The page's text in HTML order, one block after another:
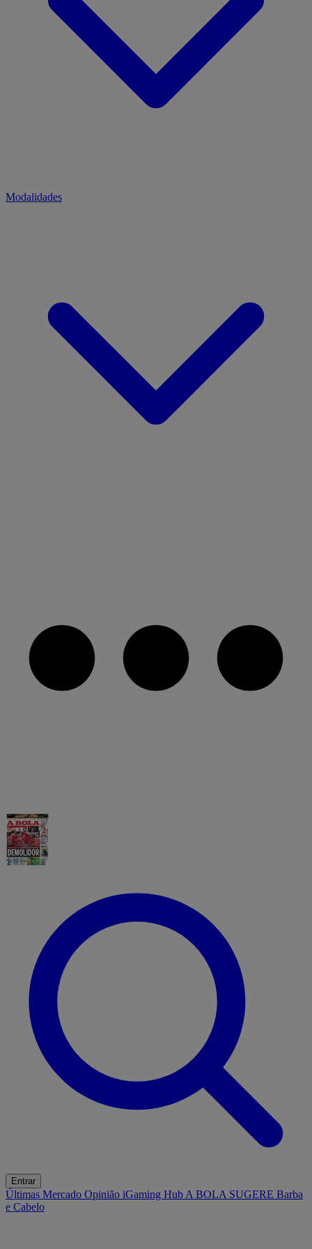
Modalidades
Entrar
Últimas Mercado Opinião iGaming Hub A BOLA SUGERE Barba
e Cabelo